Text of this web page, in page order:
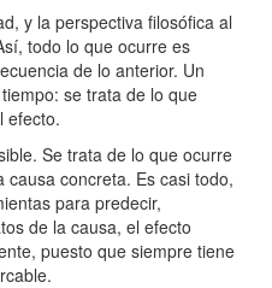
y la perspectiva filosófica al
todo lo que ocurre es
de lo anterior. Un
se trata de lo que
efecto.
Se trata de lo que ocurre
concreta. Es casi todo,
para predecir,
de la causa, el efecto
puesto que siempre tiene